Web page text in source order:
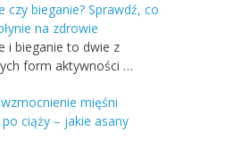
czy bieganie? Sprawdź, co
na zdrowie
i bieganie to dwie z
form aktywności …
mięśni
ciąży – jakie asany